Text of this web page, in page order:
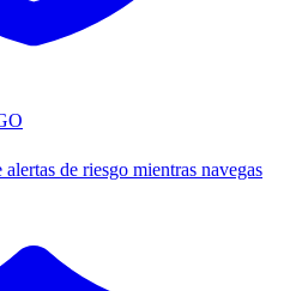
de riesgo mientras navegas